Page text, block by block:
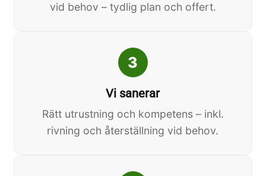
vid behov – tydlig plan och offert.
3
Vi sanerar
Rätt utrustning och kompetens – inkl.
rivning och återställning vid behov.